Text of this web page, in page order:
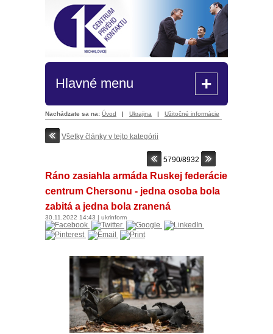
Hlavné menu +
Nachádzate sa na: Úvod | Ukrajina | Užitočné informácie
Všetky články v tejto kategórii
5790/8932
Ráno zasiahla armáda Ruskej federácie
centrum Chersonu - jedna osoba bola
zabitá a jedna bola zranená
30.11.2022 14:43 | ukrinform